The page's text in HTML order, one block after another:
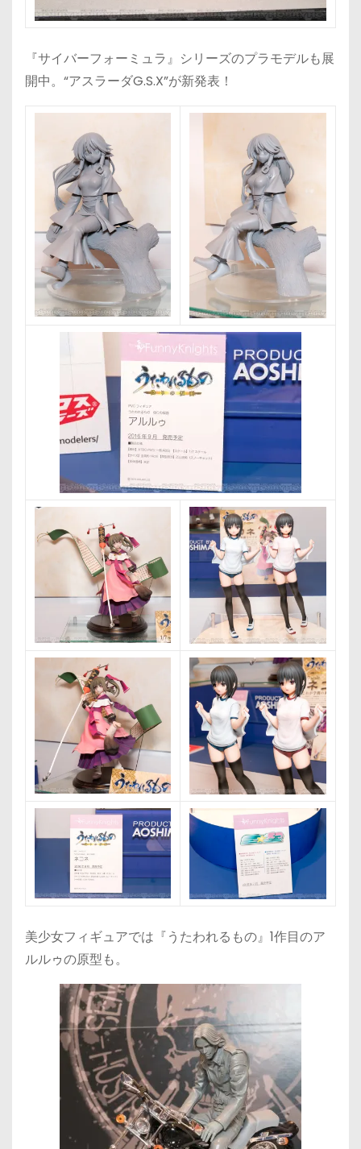
『サイバーフォーミュラ』シリーズのプラモデルも展
開中。 “アスラーダG.S.X”が新発表！
美少女フィギュアでは『うたわれるもの』1作目のア
ルルゥの原型も。